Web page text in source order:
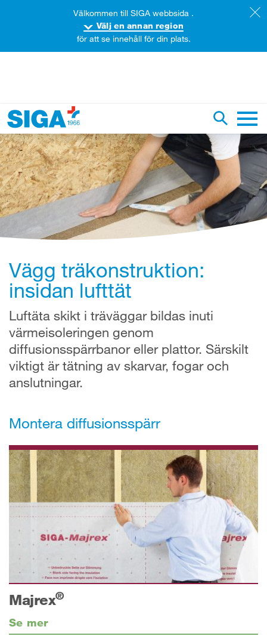
Växla
igenom denna webbsida
Vägg träkonstruktion:
insidan lufttät
Luftäta skikt i träväggar bildas inuti
värmeisoleringen genom
diffusionsspärrbanor eller plattor. Särskilt
viktigt är tätning av skarvar, fogar och
anslutningar.
Montera diffusionsspärr
Majrex®
Se mer
Välkommen till SIGA webbsida .
Välj en annan region
för att se innehåll för din plats.